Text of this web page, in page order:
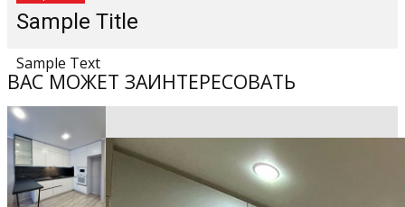
Sample Title
Sample Text
ВАС МОЖЕТ ЗАИНТЕРЕСОВАТЬ